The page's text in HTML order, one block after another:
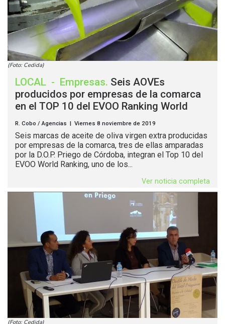
(Foto: Cedida)
LOCAL - Empresas. Seis AOVEs
producidos por empresas de la comarca
en el TOP 10 del EVOO Ranking World
R. Cobo / Agencias | Viernes 8 noviembre de 2019
Seis marcas de aceite de oliva virgen extra producidas
por empresas de la comarca, tres de ellas amparadas
por la D.O.P. Priego de Córdoba, integran el Top 10 del
EVOO World Ranking, uno de los...
Ver noticia completa
(Foto: Cedida)